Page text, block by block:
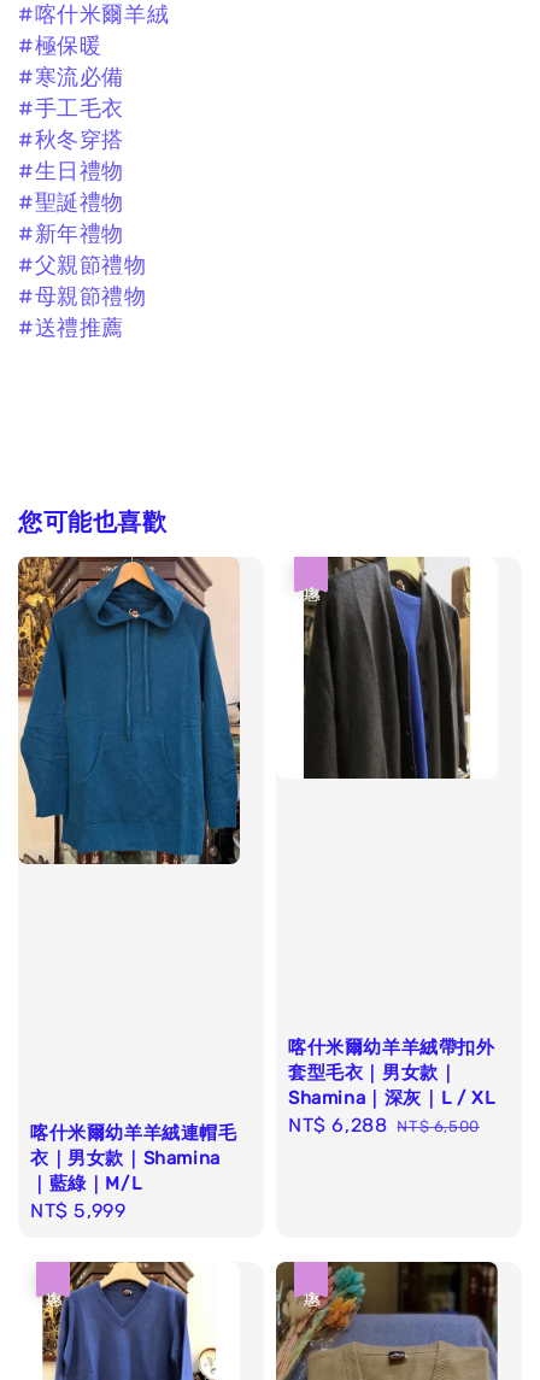
#喀什米爾羊絨
#極保暖
#寒流必備
#手工毛衣
#秋冬穿搭
#生日禮物
#聖誕禮物
#新年禮物
#父親節禮物
#母親節禮物
#送禮推薦
您可能也喜歡
喀什米爾幼羊羊絨連帽毛
衣｜男女款｜Shamina
｜藍綠｜M/L
Regular
NT$ 5,999
喀什米爾幼羊羊絨帶扣外
套型毛衣｜男女款｜
Shamina｜深灰｜L / XL
Sale
NT$ 6,288 Regular
NT$ 6,500